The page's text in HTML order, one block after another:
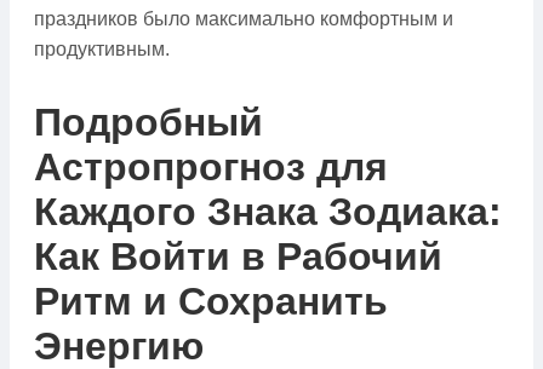
праздников было максимально комфортным и
продуктивным.
Подробный
Астропрогноз для
Каждого Знака Зодиака:
Как Войти в Рабочий
Ритм и Сохранить
Энергию